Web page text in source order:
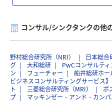
コンサル/シンクタンクの他
野村総合研究所（NRI） 日本総合
グ
大和総研 PwCコンサルテ
ン
フューチャー 船井総研ホー
ビジネスコンサルティングサービス】
ト
三菱総合研究所（MRI）
ボ
プ
マッキンゼー・アンド・カン